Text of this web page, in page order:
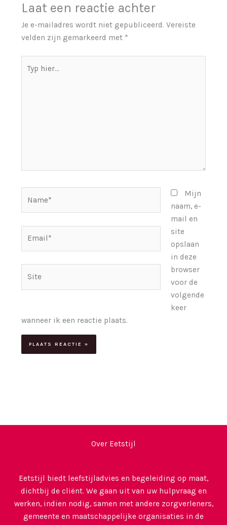
Laat een reactie achter
Je e-mailadres wordt niet gepubliceerd. Vereiste
velden zijn gemarkeerd met *
hier...
Mijn
naam, e-
mail en
site
opslaan
in deze
browser
voor de
volgende
keer
wanneer ik een reactie plaats.
Over Eetstijl
Eetstijl biedt leefstijladvies en begeleiding op maat,
dichtbij de cliënt. We gaan uit van uw hulpvraag en
werken, indien nodig, samen met andere zorgverleners,
gemeente en maatschappelijke organisaties in de